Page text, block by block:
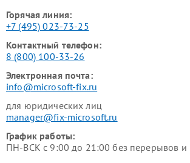
Горячая линия:
+7 (495) 023-73-25
Контактный телефон:
8 (800) 100-33-26
Электронная почта:
info@microsoft-fix.ru
для юридических лиц
manager@fix-microsoft.ru
График работы:
ПН-ВСК с 9:00 до 21:00 без перерывов